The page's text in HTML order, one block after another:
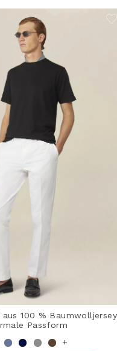
100 %
Passform
+